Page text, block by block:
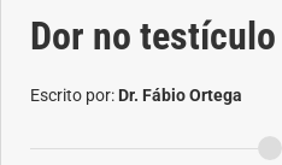
Destaque
Bem estar
Dor no testículo
Escrito por: Dr. Fábio Ortega